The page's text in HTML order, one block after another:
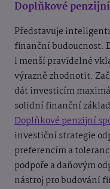
Doplňkové
Představuje
finanční budoucnost.
i menší pravidelné
výrazně zhodnotit.
dát investicím
solidní finanční
Doplňkové penzijní
investiční strategie
preferencím a
podpoře a daňovým
nástroj pro budování